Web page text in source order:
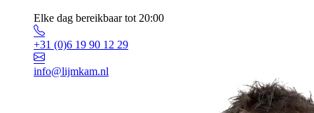
Elke dag bereikbaar tot 20:00
+31 (0)6 19 90 12 29
info@lijmkam.nl